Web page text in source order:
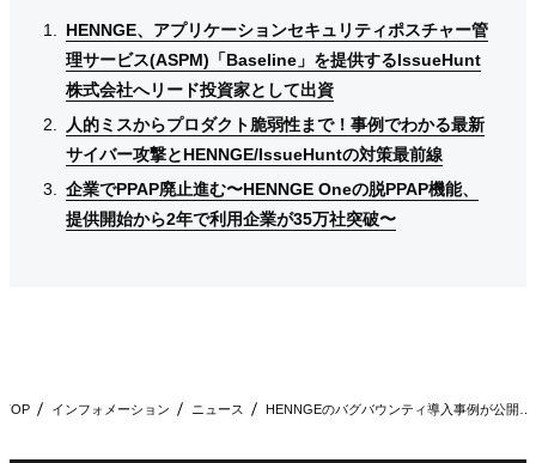
HENNGE、アプリケーションセキュリティポスチャー管
理サービス(ASPM)「Baseline」を提供するIssueHunt
株式会社へリード投資家として出資
HENNGE、アプリケーションセキュリティポスチャー管
理サービス(ASPM)「Baseline」を提供するIssueHunt
株式会社へリード投資家として出資
HENNGE、アプリケーションセキュリティポスチャー管
理サービス(ASPM)「Baseline」を提供するIssueHunt
株式会社へリード投資家として出資
人的ミスからプロダクト脆弱性まで！事例でわかる最新
サイバー攻撃とHENNGE/IssueHuntの対策最前線
人的ミスからプロダクト脆弱性まで！事例でわかる最新
サイバー攻撃とHENNGE/IssueHuntの対策最前線
人的ミスからプロダクト脆弱性まで！事例でわかる最新
サイバー攻撃とHENNGE/IssueHuntの対策最前線
企業でPPAP廃止進む〜HENNGE Oneの脱PPAP機能、
提供開始から2年で利用企業が35万社突破〜
企業でPPAP廃止進む〜HENNGE Oneの脱PPAP機能、
提供開始から2年で利用企業が35万社突破〜
企業でPPAP廃止進む〜HENNGE Oneの脱PPAP機能、
提供開始から2年で利用企業が35万社突破〜
TOP インフォメーション ニュース